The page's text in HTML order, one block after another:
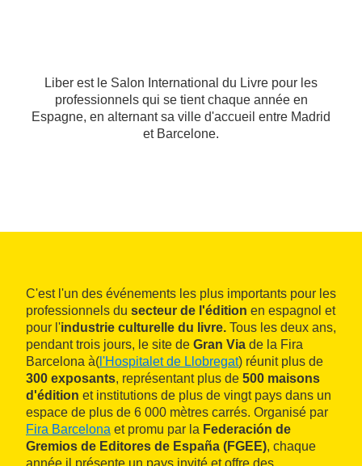
Liber est le Salon International du Livre pour les
professionnels qui se tient chaque année en
Espagne, en alternant sa ville d'accueil entre Madrid
et Barcelone.
C'est l'un des événements les plus importants pour les
professionnels du secteur de l'édition en espagnol et
pour l'industrie culturelle du livre. Tous les deux ans,
pendant trois jours, le site de Gran Via de la Fira
Barcelona à( l'Hospitalet de Llobregat) réunit plus de
300 exposants, représentant plus de 500 maisons
d'édition et institutions de plus de vingt pays dans un
espace de plus de 6 000 mètres carrés. Organisé par
Fira Barcelona et promu par la Federación de
Gremios de Editores de España (FGEE), chaque
année il présente un pays invité et offre des